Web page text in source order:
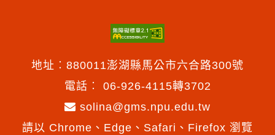
地址︰880011澎湖縣馬公市六合路300號
電話︰ 06-926-4115轉3702
solina@gms.npu.edu.tw
請以 Chrome、Edge、Safari、Firefox 瀏覽